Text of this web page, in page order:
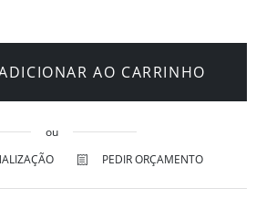
AO CARRINHO
ou
PEDIR ORÇAMENTO